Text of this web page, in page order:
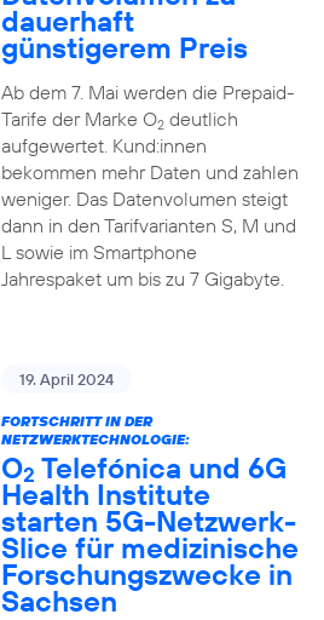
dauerhaft
günstigerem Preis
Ab dem 7. Mai werden die Prepaid-
Tarife der Marke O2deutlich
aufgewertet. Kund:innen
bekommen mehr Daten und zahlen
weniger. Das Datenvolumen steigt
dann in den Tarifvarianten S, M und
L sowie im Smartphone
Jahrespaket um bis zu 7 Gigabyte.
19. April 2024
FORTSCHRITT IN DER
NETZWERKTECHNOLOGIE:
O2 Telefónica und 6G
Health Institute
starten 5G-Netzwerk-
Slice für medizinische
Forschungszwecke in
Sachsen